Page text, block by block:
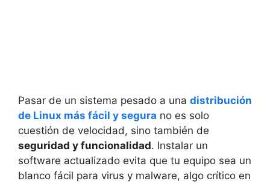
Pasar de un sistema pesado a una distribución
de Linux más fácil y segura no es solo
cuestión de velocidad, sino también de
seguridad y funcionalidad. Instalar un
software actualizado evita que tu equipo sea un
blanco fácil para virus y malware, algo crítico en